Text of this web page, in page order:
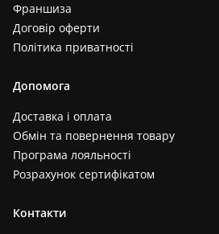
Франшиза
Договір оферти
Політика приватності
Допомога
Доставка і оплата
Обмін та повернення товару
Програма лояльності
Розрахунок сертифікатом
Контакти